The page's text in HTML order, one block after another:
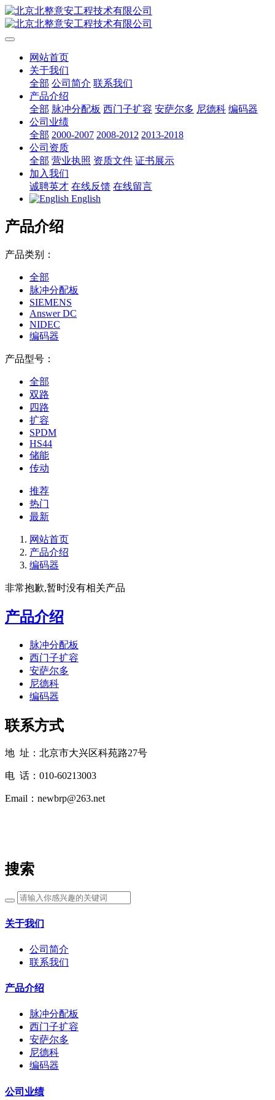
网站首页
关于我们
全部 公司简介 联系我们
产品介绍
全部 脉冲分配板 西门子扩容 安萨尔多 尼德科 编码器
公司业绩
全部 2000-2007 2008-2012 2013-2018
公司资质
全部 营业执照 资质文件 证书展示
加入我们
诚聘英才 在线反馈 在线留言
English
产品介绍
产品类别：
全部
脉冲分配板
SIEMENS
Answer DC
NIDEC
编码器
产品型号：
全部
双路
四路
扩容
SPDM
HS44
储能
传动
推荐
热门
最新
网站首页
产品介绍
编码器
非常抱歉,暂时没有相关产品
产品介绍
脉冲分配板
西门子扩容
安萨尔多
尼德科
编码器
联系方式
地 址：北京市大兴区科苑路27号
电 话：010-60213003
Email：newbrp@263.net
搜索
关于我们
公司简介
联系我们
产品介绍
脉冲分配板
西门子扩容
安萨尔多
尼德科
编码器
公司业绩